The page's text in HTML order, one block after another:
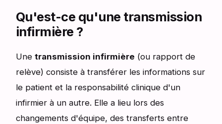
Qu'est-ce qu'une transmission
infirmière ?
Une transmission infirmière (ou rapport de
relève) consiste à transférer les informations sur
le patient et la responsabilité clinique d'un
infirmier à un autre. Elle a lieu lors des
changements d'équipe, des transferts entre